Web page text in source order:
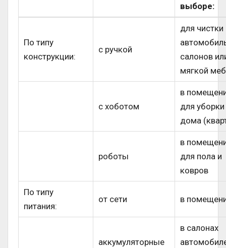
выборе:
По типу
конструкции:
с ручкой
для чистки
салонов
мягкой
с хоботом
в
для уборки
дома
роботы
в
для пола и
ковров
По типу
питания:
от сети в
аккумуляторные
в салонах